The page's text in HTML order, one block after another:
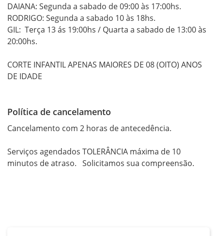
DAIANA: Segunda a sabado de 09:00 às 17:00hs.
RODRIGO: Segunda a sabado 10 às 18hs.
GIL:  Terça 13 ás 19:00hs / Quarta a sabado de 13:00 às
20:00hs.
CORTE INFANTIL APENAS MAIORES DE 08 (OITO) ANOS
Política de cancelamento
Cancelamento com 2 horas de antecedência.
Serviços agendados TOLERÂNCIA máxima de 10
minutos de atraso.   Solicitamos sua compreensão.